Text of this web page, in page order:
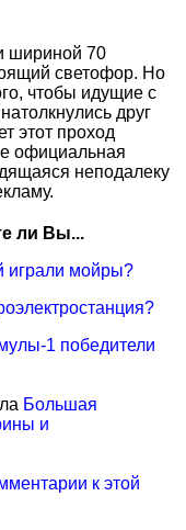
шириной 70
светофор. Но
чтобы идущие с
друг
этот проход
официальная
неподалеку
ли Вы...
играли мойры?
1 победители
Большая
и
к этой